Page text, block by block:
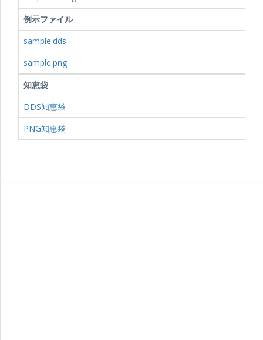
例示ファイル
sample.dds
sample.png
知恵袋
DDS知恵袋
PNG知恵袋